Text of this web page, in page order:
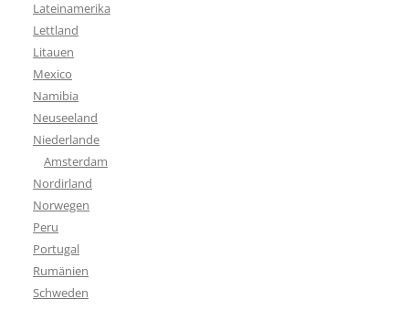
Lateinamerika
Lettland
Litauen
Mexico
Namibia
Neuseeland
Niederlande
Amsterdam
Nordirland
Norwegen
Peru
Portugal
Rumänien
Schweden